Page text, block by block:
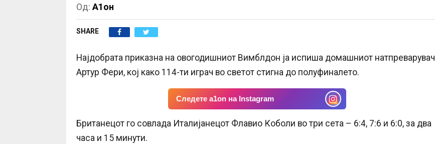
Од: А1он
SHARE
Најдобрата приказна на овогодишниот Вимблдон ја испиша домашниот натпреварувач
Артур Фери, кој како 114-ти играч во светот стигна до полуфиналето.
Следете a1on на Instagram
Британецот го совлада Италијанецот Флавио Коболи во три сета – 6:4, 7:6 и 6:0, за два
часа и 15 минути.